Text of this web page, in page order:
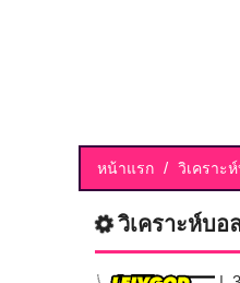
หน้าแรก วิเคราะ
วิเคราะห์บอ